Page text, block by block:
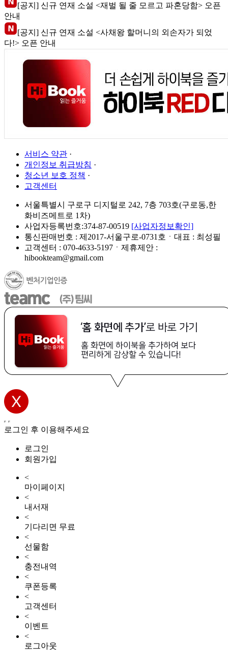
[공지] 신규 연재 소설 <재벌 될 줄 모르고 파혼당함> 오픈
안내
[공지] 신규 연재 소설 <사채왕 할머니의 외손자가 되었
다!> 오픈 안내
서비스 약관 ·
개인정보 취급방침 ·
청소년 보호 정책 ·
고객센터
서울특별시 구로구 디지털로 242, 7층 703호(구로동,한
화비즈메트로 1차)
사업자등록번호:374-87-00519 [사업자정보확인]
통신판매번호 : 제2017-서울구로-0731호ㆍ대표 : 최성필
고객센터 : 070-4633-5197ㆍ제휴제안 :
hibookteam@gmail.com
로그인 후 이용해주세요
로그인
회원가입
<
마이페이지
<
내서재
<
기다리면 무료
<
선물함
<
충전내역
<
쿠폰등록
<
고객센터
<
이벤트
<
로그아웃